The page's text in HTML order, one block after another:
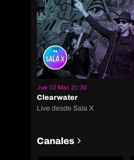
Jue 02 Mar, 21:30
Clearwater
Live desde Sala X
Canales